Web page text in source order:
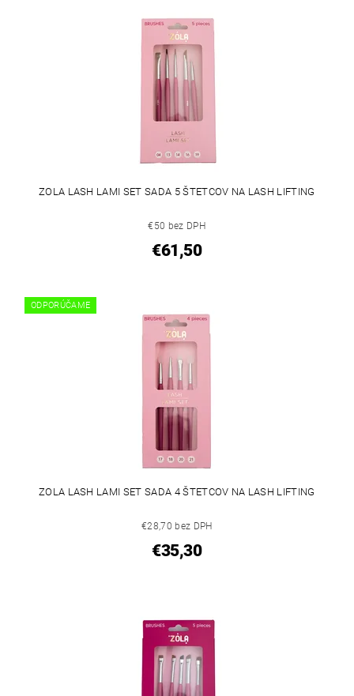
ZOLA LASH LAMI SET SADA 5 ŠTETCOV NA LASH LIFTING
€50 bez DPH
€61,50
ODPORÚČAME
ZOLA LASH LAMI SET SADA 4 ŠTETCOV NA LASH LIFTING
€28,70 bez DPH
€35,30